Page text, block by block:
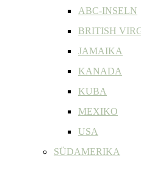
ABC-INSELN
BRITISH
JAMAIKA
KANADA
KUBA
MEXIKO
USA
SÜDAMERIKA